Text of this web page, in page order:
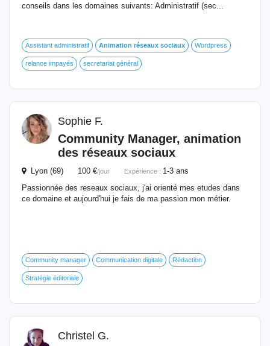
conseils dans les domaines suivants: Administratif (sec...
Assistant administratif Animation réseaux sociaux Wordpress
relance impayés secretariat général
Sophie F.
Community Manager, animation
des réseaux sociaux
Lyon (69) 100 €/jour Expérience : 1-3 ans
Passionnée des reseaux sociaux, j'ai orienté mes etudes dans
ce domaine et aujourd'hui je fais de ma passion mon métier.
Community manager Communication digitale Rédaction
Stratégie éditoriale
Christel G.